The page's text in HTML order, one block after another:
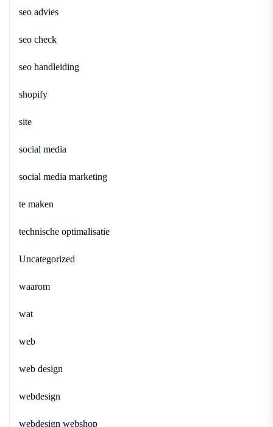
seo advies
seo check
seo handleiding
shopify
site
social media
social media marketing
te maken
technische optimalisatie
Uncategorized
waarom
wat
web
web design
webdesign
webdesign webshop